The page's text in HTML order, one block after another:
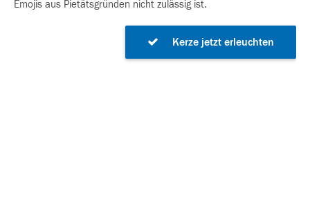
Emojis aus Pietätsgründen nicht zulässig ist.
Kerze jetzt erleuchten